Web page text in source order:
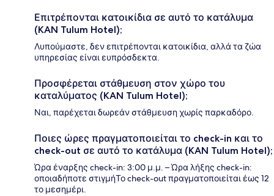
Επιτρέπονται κατοικίδια σε αυτό το κατάλυμα
(KAN Tulum Hotel);
Λυπούμαστε, δεν επιτρέπονται κατοικίδια, αλλά τα ζώα
υπηρεσίας είναι ευπρόσδεκτα.
Προσφέρεται στάθμευση στον χώρο του
καταλύματος (KAN Tulum Hotel);
Ναι, παρέχεται δωρεάν στάθμευση χωρίς παρκαδόρο.
Ποιες ώρες πραγματοποιείται το check-in και το
check-out σε αυτό το κατάλυμα (KAN Tulum Hotel);
Ώρα έναρξης check-in: 3:00 μ.μ. – Ώρα λήξης check-in:
οποιαδήποτε στιγμήΤο check-out πραγματοποιείται έως 12
το μεσημέρι.